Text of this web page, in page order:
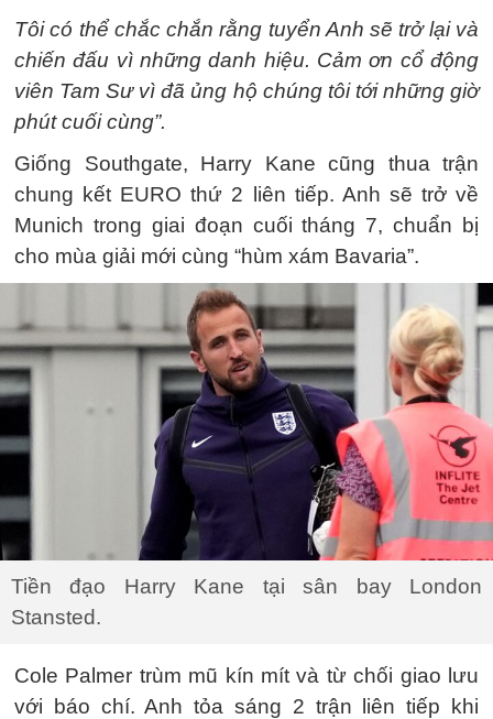
Tôi có thể chắc chắn rằng tuyển Anh sẽ trở lại và
chiến đấu vì những danh hiệu. Cảm ơn cổ động
viên Tam Sư vì đã ủng hộ chúng tôi tới những giờ
phút cuối cùng”.
Giống Southgate, Harry Kane cũng thua trận
chung kết EURO thứ 2 liên tiếp. Anh sẽ trở về
Munich trong giai đoạn cuối tháng 7, chuẩn bị
cho mùa giải mới cùng “hùm xám Bavaria”.
Tiền đạo Harry Kane tại sân bay London
Stansted.
Cole Palmer trùm mũ kín mít và từ chối giao lưu
với báo chí. Anh tỏa sáng 2 trận liên tiếp khi